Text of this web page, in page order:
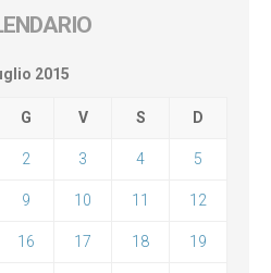
2015
G V S D
2 3 4 5
9 10 11 12
16 17 18 19